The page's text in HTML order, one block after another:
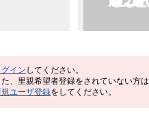
グイン してください。
た、里親希望者登録をされていない方は
ユーザ登録をしてください。